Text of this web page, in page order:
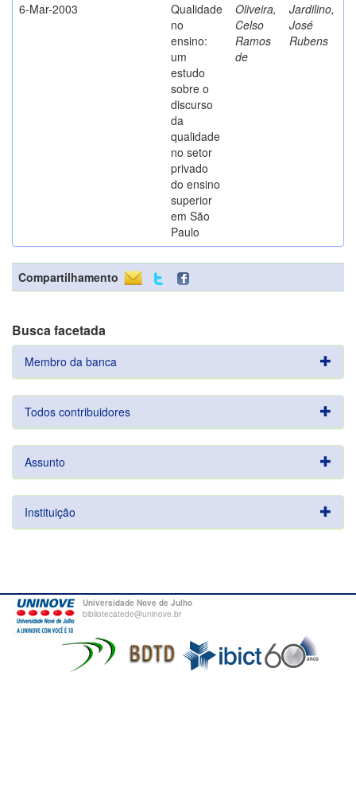
6-Mar-2003
Qualidade
no
ensino:
um
estudo
sobre o
discurso
da
qualidade
no setor
privado
do ensino
superior
em São
Paulo
Oliveira,
Celso
Ramos
de
Jardilino,
José
Rubens
Compartilhamento
Busca facetada
Membro da banca
Todos contribuidores
Assunto
Instituição
Universidade Nove de Julho
bibliotecatede@uninove.br